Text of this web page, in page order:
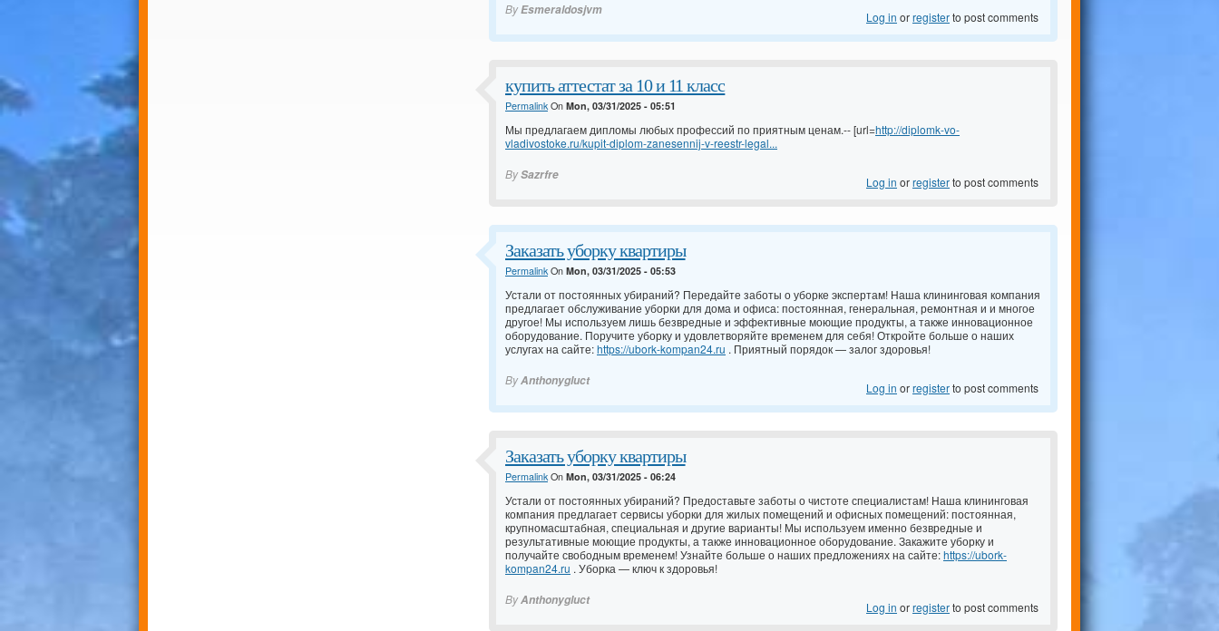
ByEsmeraldosjvm Log in orregisterto post comments
купить аттестат за 10 и 11 класс
PermalinkOn Mon, 03/31/2025 - 05:51
Мы предлагаем дипломы любых профессий по приятным ценам.-- [url=http://diplomk-vo-
vladivostoke.ru/kupit-diplom-zanesennij-v-reestr-legal...
BySazrfre Log in orregisterto post comments
Заказать уборку квартиры
PermalinkOn Mon, 03/31/2025 - 05:53
Устали от постоянных убираний? Передайте заботы о уборке экспертам! Наша клининговая компания
предлагает обслуживание уборки для дома и офиса: постоянная, генеральная, ремонтная и и многое
другое! Мы используем лишь безвредные и эффективные моющие продукты, а также инновационное
оборудование. Поручите уборку и удовлетворяйте временем для себя! Откройте больше о наших
услугах на сайте:https://ubork-kompan24.ru . Приятный порядок — залог здоровья!
ByAnthonygluct Log in orregisterto post comments
Заказать уборку квартиры
PermalinkOn Mon, 03/31/2025 - 06:24
Устали от постоянных убираний? Предоставьте заботы о чистоте специалистам! Наша клининговая
компания предлагает сервисы уборки для жилых помещений и офисных помещений: постоянная,
крупномасштабная, специальная и другие варианты! Мы используем именно безвредные и
результативные моющие продукты, а также инновационное оборудование. Закажите уборку и
получайте свободным временем! Узнайте больше о наших предложениях на сайте:https://ubork-
kompan24.ru . Уборка — ключ к здоровья!
ByAnthonygluct Log in orregisterto post comments